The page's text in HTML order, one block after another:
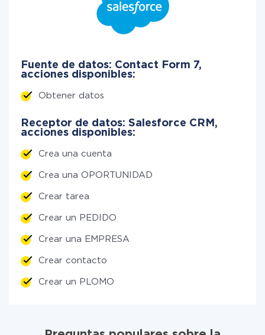
Fuente de datos: Contact Form 7,
acciones disponibles:
Obtener datos
Receptor de datos: Salesforce CRM,
acciones disponibles:
Crea una cuenta
Crea una OPORTUNIDAD
Crear tarea
Crear un PEDIDO
Crear una EMPRESA
Crear contacto
Crear un PLOMO